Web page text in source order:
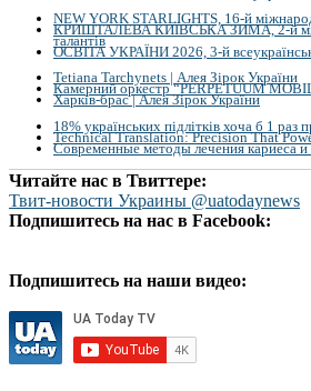
NEW YORK STARLIGHTS, 16-й
КРИШТАЛЕВА КИЇВСЬКА ЗИМА, 2-й
талантів
ОСВІТА УКРАЇНИ 2026, 3-й
Tetiana Tarchynets | Алея Зірок України
Камерний оркестр “PERPETUUM
Харків-брас | Алея Зірок України
18% українських підлітків хоча б 1 раз
Technical Translation: Precision That
Современные методы лечения кариеса
Читайте нас в Твиттере:
Твит-новости Украины @uatodaynews
Подпишитесь на нас в Facebook:
Подпишитесь на наши видео: